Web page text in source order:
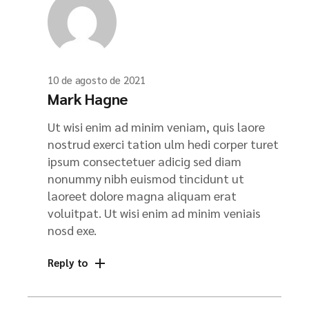
10 de agosto de 2021
Mark Hagne
Ut wisi enim ad minim veniam, quis laore
nostrud exerci tation ulm hedi corper turet
ipsum consectetuer adicig sed diam
nonummy nibh euismod tincidunt ut
laoreet dolore magna aliquam erat
voluitpat. Ut wisi enim ad minim veniais
nosd exe.
Reply to